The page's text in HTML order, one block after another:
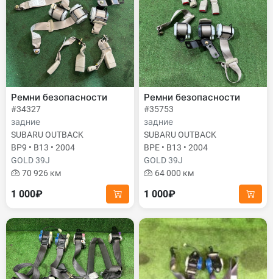
Ремни безопасности
#34327
задние
SUBARU OUTBACK
BP9 • B13 • 2004
GOLD 39J
70 926 км
1 000₽
Ремни безопасности
#35753
задние
SUBARU OUTBACK
BPE • B13 • 2004
GOLD 39J
64 000 км
1 000₽